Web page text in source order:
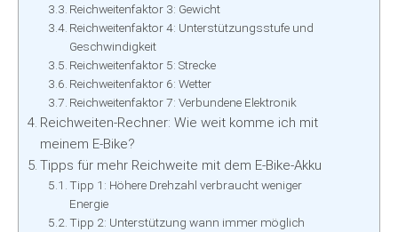
Reichweitenfaktor 3: Gewicht
Reichweitenfaktor 4: Unterstützungsstufe und
Geschwindigkeit
Reichweitenfaktor 5: Strecke
Reichweitenfaktor 6: Wetter
Reichweitenfaktor 7: Verbundene Elektronik
Reichweiten-Rechner: Wie weit komme ich mit
meinem E-Bike?
Tipps für mehr Reichweite mit dem E-Bike-Akku
Tipp 1: Höhere Drehzahl verbraucht weniger
Energie
Tipp 2: Unterstützung wann immer möglich